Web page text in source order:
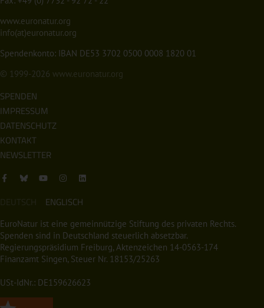
www.euronatur.org
info(at)euronatur.org
Spendenkonto: IBAN DE53 3702 0500 0008 1820 01
© 1999-2026 www.euronatur.org
SPENDEN
IMPRESSUM
DATENSCHUTZ
KONTAKT
NEWSLETTER
DEUTSCH ENGLISCH
EuroNatur ist eine gemeinnützige Stiftung des privaten Rechts.
Spenden sind in Deutschland steuerlich absetzbar.
Regierungspräsidium Freiburg, Aktenzeichen 14-0563-174
Finanzamt Singen, Steuer Nr. 18153/25263
USt-IdNr.: DE159626623